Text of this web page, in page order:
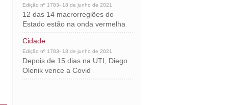
Edição nº 1783- 18 de junho de 2021
12 das 14 macrorregiões do
Estado estão na onda vermelha
Cidade
Edição nº 1783- 18 de junho de 2021
Depois de 15 dias na UTI, Diego
Olenik vence a Covid